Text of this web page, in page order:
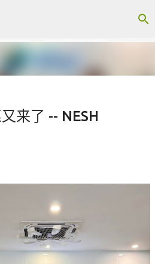
认最强的 -- Dual
来了 -- NESH